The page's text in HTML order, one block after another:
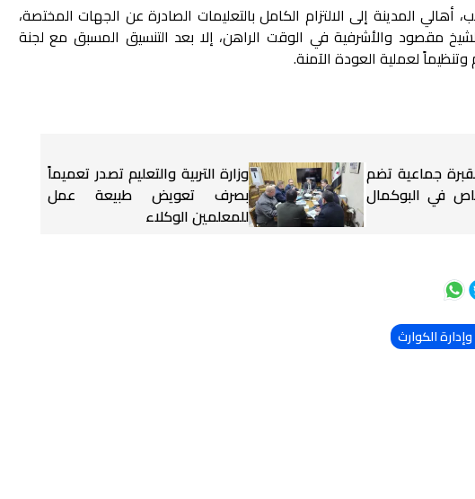
المدينة إلى الالتزام الكامل بالتعليمات الصادرة عن الجهات المختصة،
مقصود والأشرفية في الوقت الراهن، إلا بعد التنسيق المسبق مع لجنة
لعملية العودة الآمنة.
جماعية تضم
أشخاص في البوكمال
وزارة التربية والتعليم تصدر تعميماً
بصرف تعويض طبيعة عمل
للمعلمين الوكلاء
الكوارث